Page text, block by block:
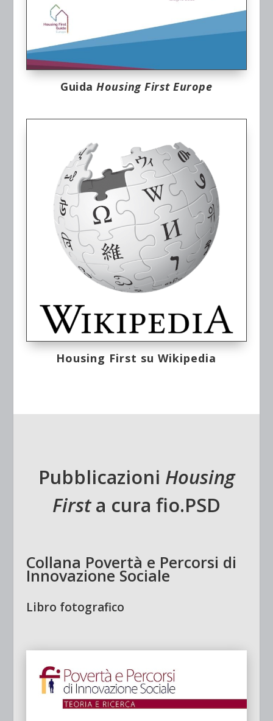
GuidaHousing First Europe
Housing First su Wikipedia
Pubblicazioni Housing
Firsta cura fio.PSD
Collana Povertà e Percorsi di
Innovazione Sociale
Libro fotografico